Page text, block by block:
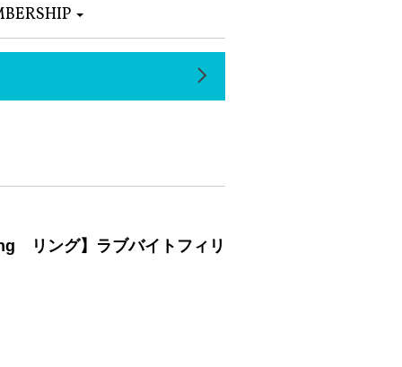
リング】ラブバイトフィリ